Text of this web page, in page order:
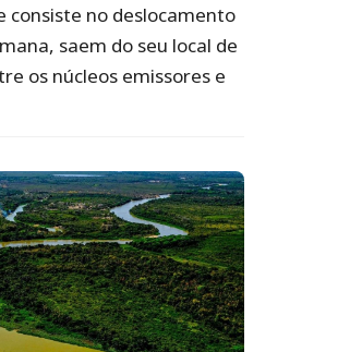
consiste no deslocamento
saem do seu local de
os núcleos emissores e